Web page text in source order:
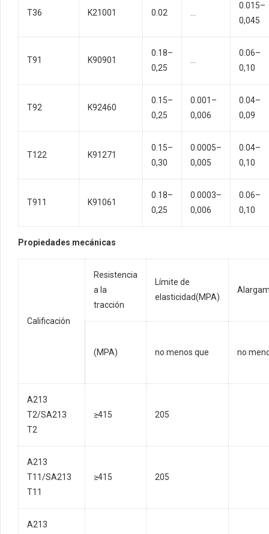
T36 K21001 0.02
0.015–
0,045
T91 K90901
0.18–
0,25
0.06–
0,10
T92 K92460
0.15–
0,25
0.001–
0,006
0.04–
0,09
T122 K91271
0.15–
0,30
0.0005–
0,005
0.04–
0,10
T911 K91061
0.18–
0,25
0.0003–
0,006
0.06–
0,10
Propiedades mecánicas
Calificación
Resistencia
a la
tracción
Límite de
elasticidad(MPA)
(MPA) no menos que no
A213
T2/SA213
T2
≥415 205
A213
T11/SA213
T11
≥415 205
A213